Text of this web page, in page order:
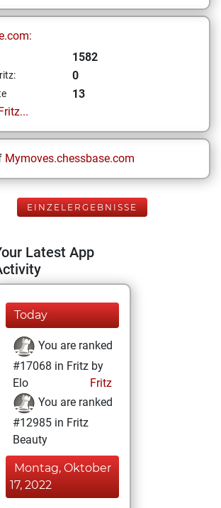
1582
0
13
Mymoves.chessbase.com
EINZELERGEBNISSE
Latest App
Today
You are ranked
#17068 in Fritz by
Elo
Fritz
You are ranked
#12985 in Fritz
Beauty
Montag, Oktober
17, 2022